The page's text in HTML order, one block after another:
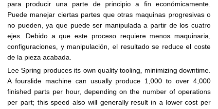
para producir una parte de principio a fin económicamente.
Puede manejar ciertas partes que otras maquinas progresivas o
no pueden, ya que puede ser manipulada a partir de los cuatro
ejes. Debido a que este proceso requiere menos maquinaria,
configuraciones, y manipulación, el resultado se reduce el coste
de la pieza acabada.
Lee Spring produces its own quality tooling, minimizing downtime.
A fourslide machine can usually produce 1,000 to over 4,000
finished parts per hour, depending on the number of operations
per part; this speed also will generally result in a lower cost per